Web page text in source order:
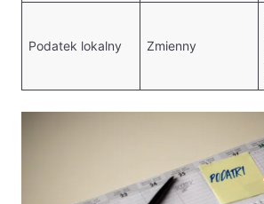
Podatek lokalny Zmienny